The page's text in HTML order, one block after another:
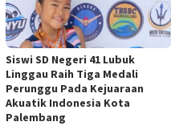
Siswi SD Negeri 41 Lubuk
Linggau Raih Tiga Medali
Perunggu Pada Kejuaraan
Akuatik Indonesia Kota
Palembang